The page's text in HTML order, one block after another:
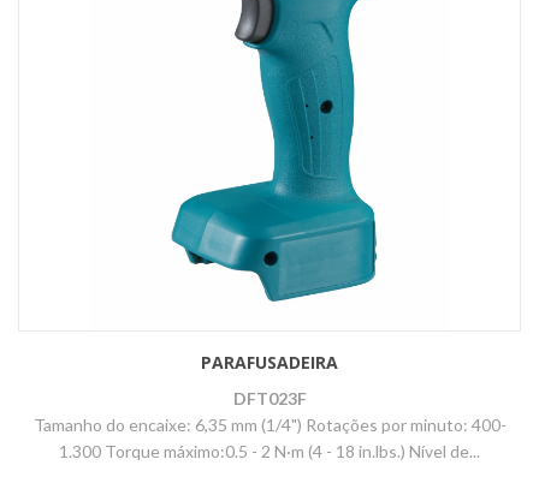
PARAFUSADEIRA
DFT023F
Tamanho do encaixe: 6,35 mm (1/4") Rotações por minuto: 400-
1.300 Torque máximo:0.5 - 2 N·m (4 - 18 in.lbs.) Nível de...